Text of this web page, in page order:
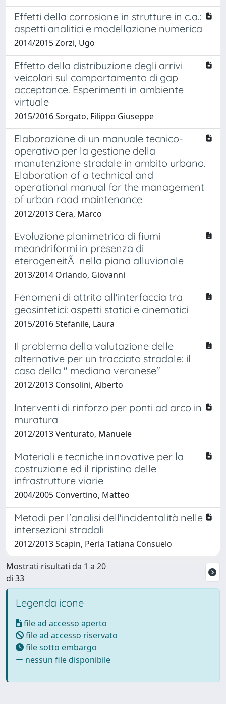
Effetti della corrosione in strutture in c.a.:
aspetti analitici e modellazione numerica
2014/2015 Zorzi, Ugo
Effetto della distribuzione degli arrivi
veicolari sul comportamento di gap
acceptance. Esperimenti in ambiente
virtuale
2015/2016 Sorgato, Filippo Giuseppe
Elaborazione di un manuale tecnico-
operativo per la gestione della
manutenzione stradale in ambito urbano.
Elaboration of a technical and
operational manual for the management
of urban road maintenance
2012/2013 Cera, Marco
Evoluzione planimetrica di fiumi
meandriformi in presenza di
eterogeneitÃ nella piana alluvionale
2013/2014 Orlando, Giovanni
Fenomeni di attrito all'interfaccia tra
geosintetici: aspetti statici e cinematici
2015/2016 Stefanile, Laura
Il problema della valutazione delle
alternative per un tracciato stradale: il
caso della " mediana veronese"
2012/2013 Consolini, Alberto
Interventi di rinforzo per ponti ad arco in
muratura
2012/2013 Venturato, Manuele
Materiali e tecniche innovative per la
costruzione ed il ripristino delle
infrastrutture viarie
2004/2005 Convertino, Matteo
Metodi per l'analisi dell'incidentalità nelle
intersezioni stradali
2012/2013 Scapin, Perla Tatiana Consuelo
Mostrati risultati da 1 a 20
di 33
Legenda icone
file ad accesso aperto
file ad accesso riservato
file sotto embargo
nessun file disponibile